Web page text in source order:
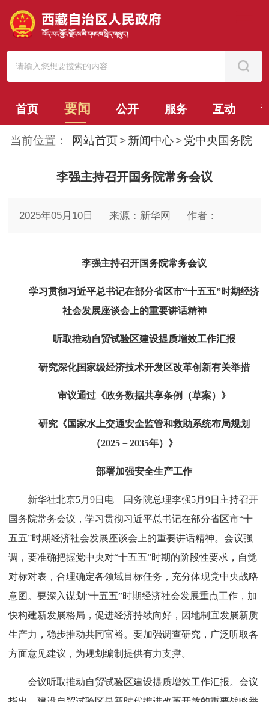
首页 要闻 公开 服务 互动
当前位置： 网站首页 > 新闻中心 > 党中央国务院
李强主持召开国务院常务会议
2025年05月10日 来源：新华网 作者：
李强主持召开国务院常务会议
学习贯彻习近平总书记在部分省区市“十五五”时期经济
社会发展座谈会上的重要讲话精神
听取推动自贸试验区建设提质增效工作汇报
研究深化国家级经济技术开发区改革创新有关举措
审议通过《政务数据共享条例（草案）》
研究《国家水上交通安全监管和救助系统布局规划
（2025－2035年）》
部署加强安全生产工作
新华社北京5月9日电 国务院总理李强5月9日主持召开
国务院常务会议，学习贯彻习近平总书记在部分省区市“十
五五”时期经济社会发展座谈会上的重要讲话精神。会议强
调，要准确把握党中央对“十五五”时期的阶段性要求，自觉
对标对表，合理确定各领域目标任务，充分体现党中央战略
意图。要深入谋划“十五五”时期经济社会发展重点工作，加
快构建新发展格局，促进经济持续向好，因地制宜发展新质
生产力，稳步推动共同富裕。要加强调查研究，广泛听取各
方面意见建议，为规划编制提供有力支撑。
会议听取推动自贸试验区建设提质增效工作汇报。会议